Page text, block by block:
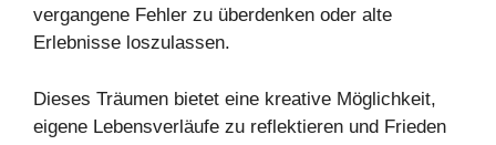
vergangene Fehler zu überdenken oder alte
Erlebnisse loszulassen.
Dieses Träumen bietet eine kreative Möglichkeit,
eigene Lebensverläufe zu reflektieren und Frieden